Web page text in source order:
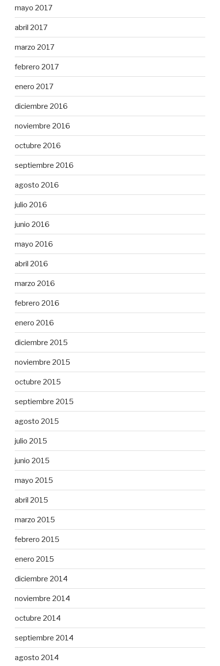
mayo 2017
abril 2017
marzo 2017
febrero 2017
enero 2017
diciembre 2016
noviembre 2016
octubre 2016
septiembre 2016
agosto 2016
julio 2016
junio 2016
mayo 2016
abril 2016
marzo 2016
febrero 2016
enero 2016
diciembre 2015
noviembre 2015
octubre 2015
septiembre 2015
agosto 2015
julio 2015
junio 2015
mayo 2015
abril 2015
marzo 2015
febrero 2015
enero 2015
diciembre 2014
noviembre 2014
octubre 2014
septiembre 2014
agosto 2014